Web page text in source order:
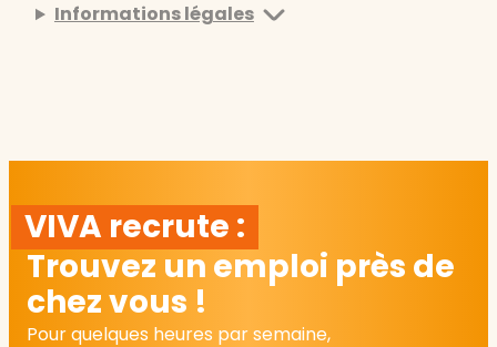
Informations légales
VIVA recrute :
Trouvez un emploi près de
chez vous !
Pour quelques heures par semaine,